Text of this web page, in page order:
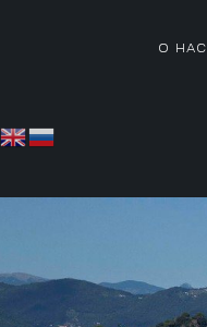
О НАС